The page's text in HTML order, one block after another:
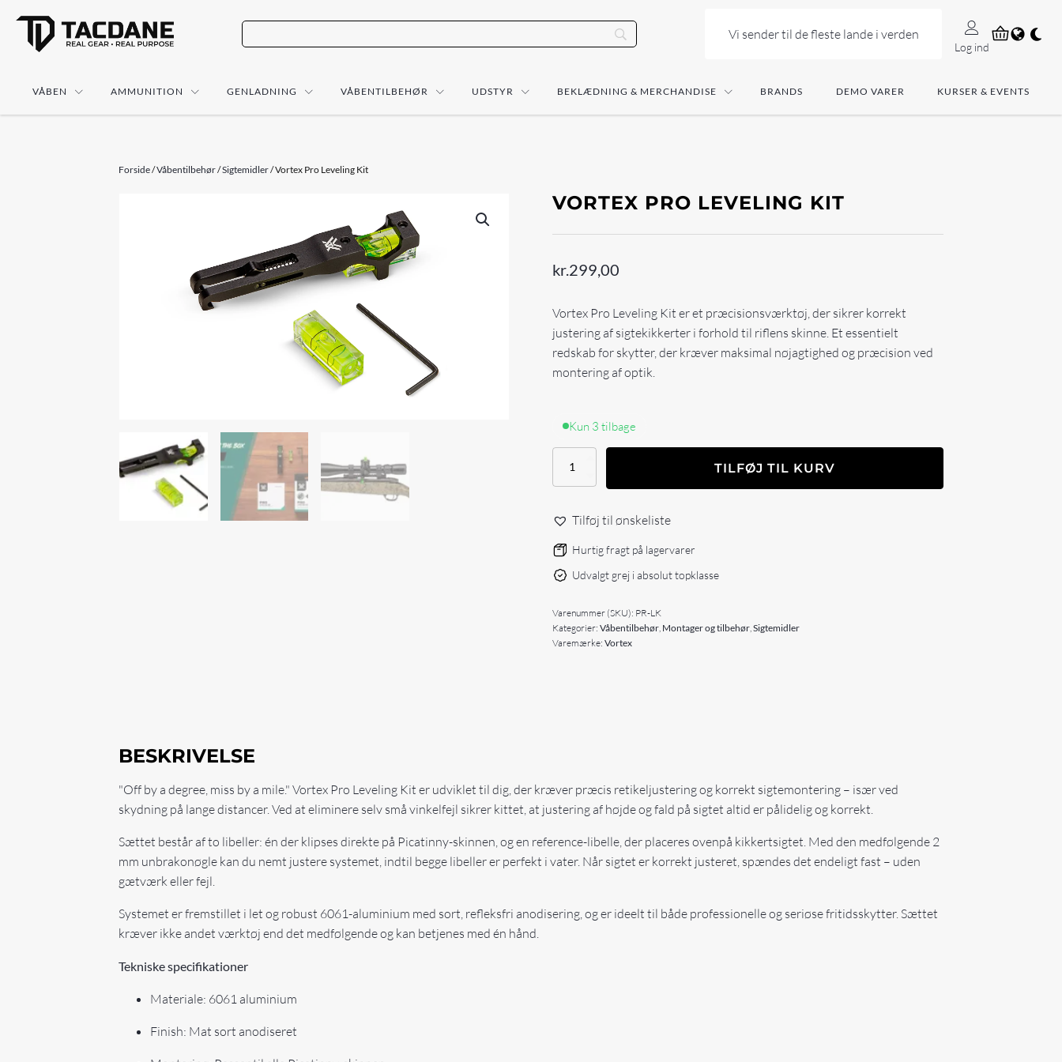
Vi sender til de fleste lande i verden
Log ind
VÅBEN AMMUNITION GENLADNING VÅBENTILBEHØR UDSTYR BEKLÆDNING & MERCHANDISE BRANDS DEMO VARER KURSER & EVENTS
Forside/Våbentilbehør/Sigtemidler/ Vortex Pro Leveling Kit
VORTEX PRO LEVELING KIT
kr.299,00
Vortex Pro Leveling Kit er et præcisionsværktøj, der sikrer korrekt
justering af sigtekikkerter i forhold til riflens skinne. Et essentielt
redskab for skytter, der kræver maksimal nøjagtighed og præcision ved
montering af optik.
Kun 3 tilbage
Vortex
Leveling
antal
TILFØJ TIL KURV
Tilføj til ønskeliste
Hurtig fragt på lagervarer
Udvalgt grej i absolut topklasse
Varenummer (SKU): PR-LK
Kategorier:Våbentilbehør, Montager og tilbehør,Sigtemidler
Varemærke:Vortex
BESKRIVELSE
"Off by a degree, miss by a mile." Vortex Pro Leveling Kit er udviklet til dig, der kræver præcis retikeljustering og korrekt sigtemontering – især ved
skydning på lange distancer. Ved at eliminere selv små vinkelfejl sikrer kittet, at justering af højde og fald på sigtet altid er pålidelig og korrekt.
Sættet består af to libeller: én der klipses direkte på Picatinny-skinnen, og en reference-libelle, der placeres ovenpå kikkertsigtet. Med den medfølgende 2
mm unbrakonøgle kan du nemt justere systemet, indtil begge libeller er perfekt i vater. Når sigtet er korrekt justeret, spændes det endeligt fast – uden
gætværk eller fejl.
Systemet er fremstillet i let og robust 6061-aluminium med sort, refleksfri anodisering, og er ideelt til både professionelle og seriøse fritidsskytter. Sættet
kræver ikke andet værktøj end det medfølgende og kan betjenes med én hånd.
Tekniske specifikationer
Materiale: 6061 aluminium
Finish: Mat sort anodiseret